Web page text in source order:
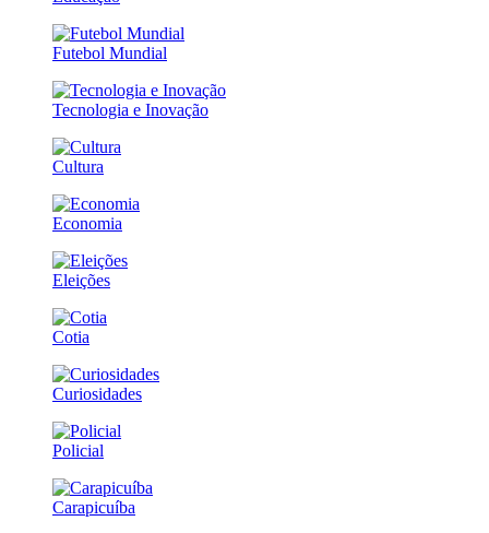
Futebol Mundial
Tecnologia e Inovação
Cultura
Economia
Eleições
Cotia
Curiosidades
Policial
Carapicuíba